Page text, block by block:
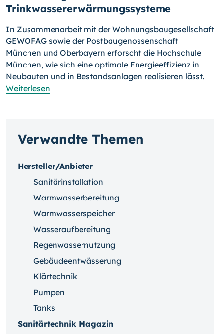
Trinkwassererwärmungssysteme
In Zusammenarbeit mit der Wohnungsbaugesellschaft
GEWOFAG sowie der Postbaugenossenschaft
München und Oberbayern erforscht die Hochschule
München, wie sich eine optimale Energieeffizienz in
Neu­bau­ten und in Bestandsanlagen realisieren lässt.
Weiterlesen
Verwandte Themen
Hersteller/Anbieter
Sanitärinstallation
Warmwasserbereitung
Warmwasserspeicher
Wasseraufbereitung
Regenwassernutzung
Gebäudeentwässerung
Klärtechnik
Pumpen
Tanks
Sanitärtechnik Magazin